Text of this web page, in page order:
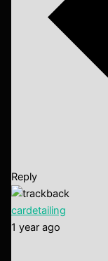
Reply
cardetailing
1 year ago